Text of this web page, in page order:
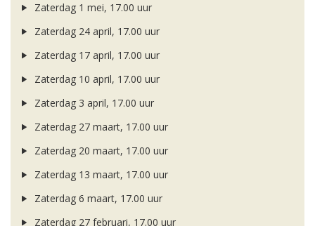
Zaterdag 1 mei, 17.00 uur
Zaterdag 24 april, 17.00 uur
Zaterdag 17 april, 17.00 uur
Zaterdag 10 april, 17.00 uur
Zaterdag 3 april, 17.00 uur
Zaterdag 27 maart, 17.00 uur
Zaterdag 20 maart, 17.00 uur
Zaterdag 13 maart, 17.00 uur
Zaterdag 6 maart, 17.00 uur
Zaterdag 27 februari, 17.00 uur